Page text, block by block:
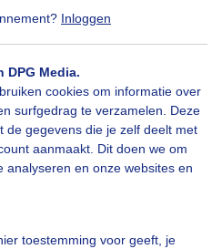
Inloggen
DPG Media.
cookies om informatie over
surfgedrag te verzamelen. Deze
de gegevens die je zelf deelt met
aanmaakt. Dit doen we om
analyseren en onze websites en
toestemming voor geeft, je